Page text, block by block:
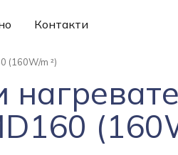
Контакти
(160W/m ²)